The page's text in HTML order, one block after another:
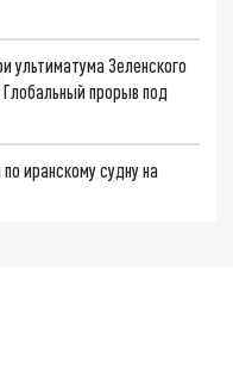
ультиматума Зеленского
прорыв под
иранскому судну на